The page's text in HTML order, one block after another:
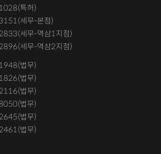
특허)
세무-본점)
세무-역삼1지점)
세무-역삼2지점)
법무)
법무)
법무)
법무)
법무)
법무)